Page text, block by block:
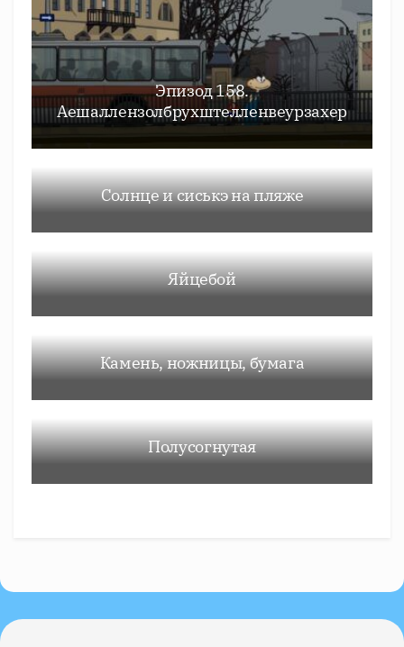
Эпизод 158.
Аешаллензолбрухштелленвеурзахер
Солнце и сиськэ на пляже
Яйцебой
Камень, ножницы, бумага
Полусогнутая